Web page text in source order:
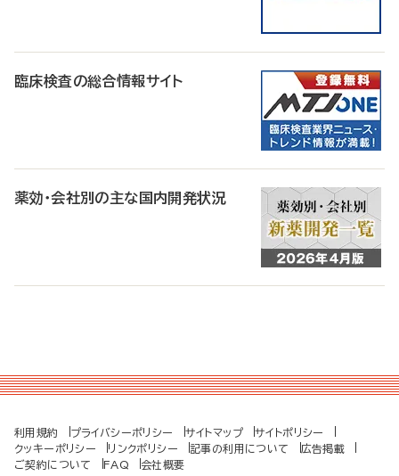
臨床検査の総合情報サイト
薬効・会社別の主な国内開発状況
利用規約 プライバシーポリシー サイトマップ
サイトポリシー
クッキーポリシー
リンクポリシー 記事の利用について
広告掲載
ご契約について
FAQ 会社概要